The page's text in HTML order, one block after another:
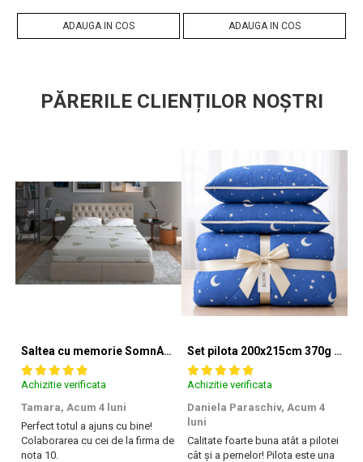
ADAUGA IN COS ADAUGA IN COS
PĂRERILE CLIENȚILOR NOȘTRI
Saltea cu memorie SomnART XXL Memory Plus 160x190, înălțime 25cm, pentru persoane supraponderale, husă Aloe Vera detașabilă, rulată, fermitate mare
Achizitie verificata
Tamara, Acum 4 luni
Perfect totul a ajuns cu bine!
Colaborarea cu cei de la firma de
nota 10.
Set pilota 200x215cm 370g cu 2 perne 50x70,albastru- PLT36
Achizitie verificata
Daniela Paraschiv, Acum 4
luni
Calitate foarte buna atât a pilotei
cât și a pernelor! Pilota este una